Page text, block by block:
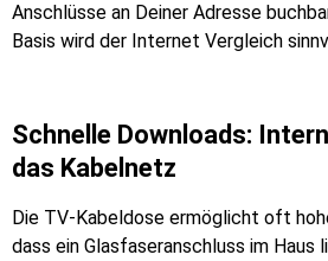
Anschlüsse an Deiner Adresse
Basis wird der Internet Vergleich
Schnelle Downloads:
das Kabelnetz
Die TV-Kabeldose ermöglicht oft
dass ein Glasfaseranschluss im Haus